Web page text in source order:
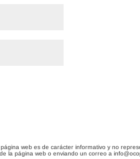
web es de carácter informativo y no
la página web o enviando un correo a